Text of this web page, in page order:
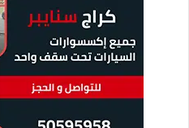
وكانت العلاقات بين قطر ومصر قد
الرئيس الراحل محمد مرسي